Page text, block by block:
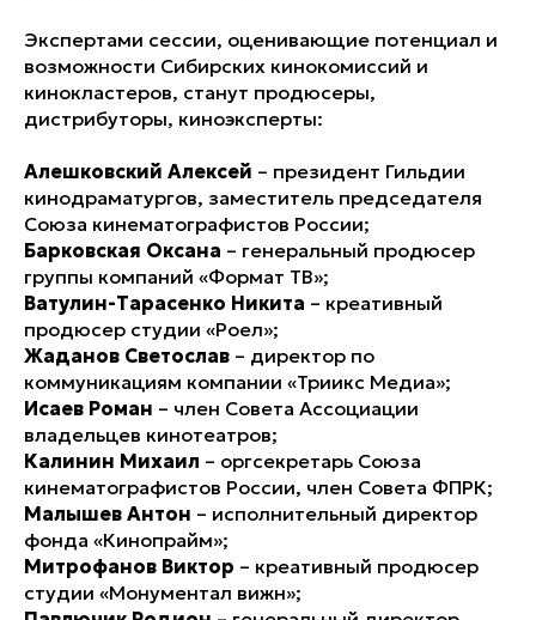
Экспертами сессии, оценивающие потенциал и
возможности Сибирских кинокомиссий и
кинокластеров, станут продюсеры,
дистрибуторы, киноэксперты:
Алешковский Алексей – президент Гильдии
кинодраматургов, заместитель председателя
Союза кинематографистов России;
Барковская Оксана – генеральный продюсер
группы компаний «Формат ТВ»;
Ватулин-Тарасенко Никита – креативный
продюсер студии «Роел»;
Жаданов Светослав – директор по
коммуникациям компании «Триикс Медиа»;
Исаев Роман – член Совета Ассоциации
владельцев кинотеатров;
Калинин Михаил – оргсекретарь Союза
кинематографистов России, член Совета ФПРК;
Малышев Антон – исполнительный директор
фонда «Кинопрайм»;
Митрофанов Виктор – креативный продюсер
студии «Монументал вижн»;